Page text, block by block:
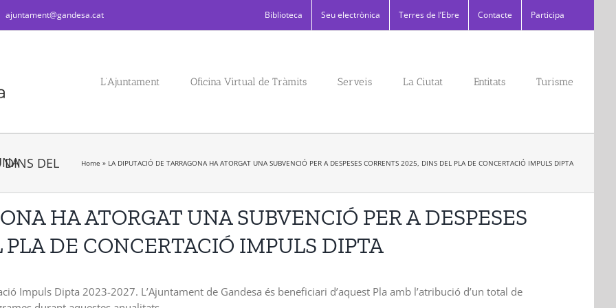
ajuntament@gandesa.cat Biblioteca Seu electrònica Terres de l’Ebre Contacte Participa
L’Ajuntament Oficina Virtual de Tràmits Serveis La Ciutat Entitats Turisme
Home » LA DIPUTACIÓ DE TARRAGONA HA ATORGAT UNA SUBVENCIÓ PER A DESPESES CORRENTS 2025, DINS DEL PLA DE CONCERTACIÓ IMPULS DIPTA
HA ATORGAT UNA SUBVENCIÓ PER A DESPESES
DE CONCERTACIÓ IMPULS DIPTA
Impuls Dipta 2023-2027. L’Ajuntament de Gandesa és beneficiari d’aquest Pla amb l’atribució d’un total de